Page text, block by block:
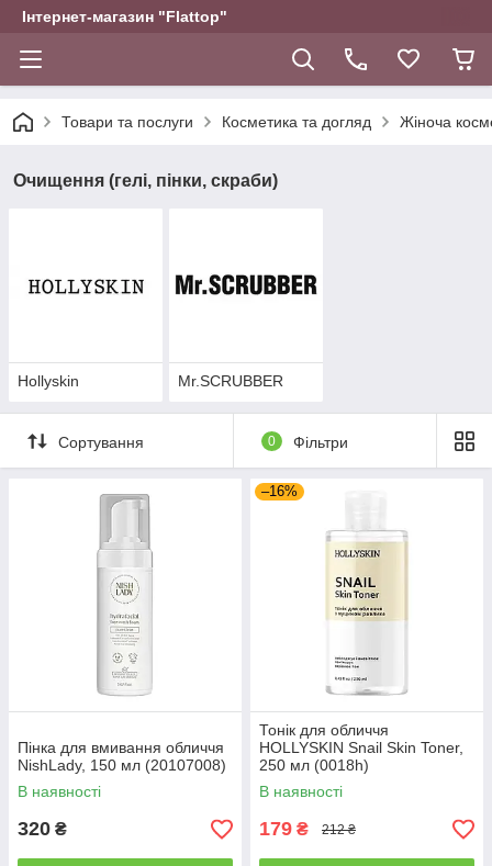
Інтернет-магазин "Flattop"
Товари та послуги Косметика та догляд Жіноча
Очищення (гелі, пінки, скраби)
Hollyskin Mr.SCRUBBER
Сортування 0 Фільтри
Пінка для вмивання обличчя
NishLady, 150 мл (20107008)
В наявності
320 ₴
–16%
Тонік для обличчя
HOLLYSKIN Snail Skin Toner,
250 мл (0018h)
В наявності
179 ₴ 212 ₴